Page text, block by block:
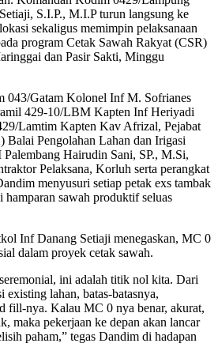
S.I.P., M.I.P turun langsung ke
sekaligus memimpin pelaksanaan
program Cetak Sawah Rakyat (CSR)
dan Pasir Sakti, Minggu
043/Gatam Kolonel Inf M. Sofrianes
429-10/LBM Kapten Inf Heriyadi
Lamtim Kapten Kav Afrizal, Pejabat
Balai Pengolahan Lahan dan Irigasi
Hairudin Sani, SP., M.Si,
Pelaksana, Korluh serta perangkat
menyusuri setiap petak exs tambak
hamparan sawah produktif seluas
Inf Danang Setiaji menegaskan, MC 0
dalam proyek cetak sawah.
ini adalah titik nol kita. Dari
existing lahan, batas-batasnya,
fill-nya. Kalau MC 0 nya benar, akurat,
maka pekerjaan ke depan akan lancar
paham,” tegas Dandim di hadapan